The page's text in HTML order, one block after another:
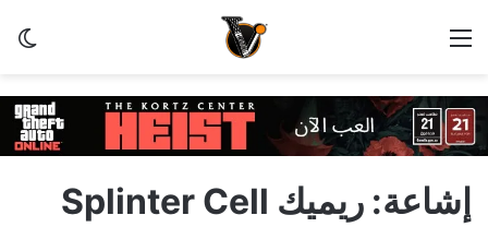
الوضع المظلم
إشاعة: ريميك Splinter Cell